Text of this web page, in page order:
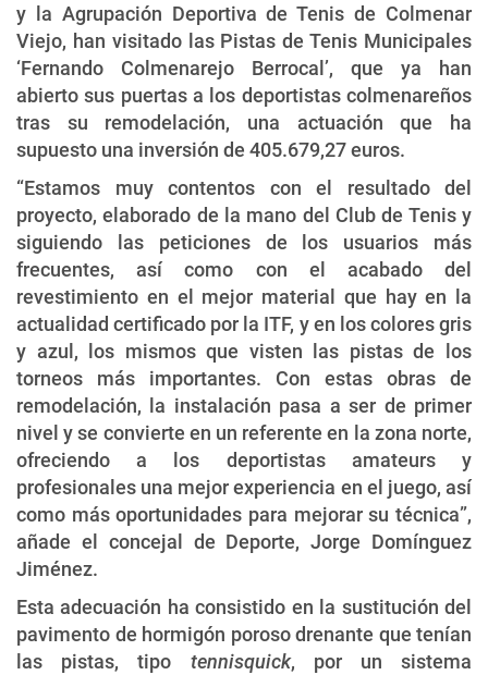
y la Agrupación Deportiva de Tenis de Colmenar
Viejo, han visitado las Pistas de Tenis Municipales
‘Fernando Colmenarejo Berrocal’, que ya han
abierto sus puertas a los deportistas colmenareños
tras su remodelación, una actuación que ha
supuesto una inversión de 405.679,27 euros.
“Estamos muy contentos con el resultado del
proyecto, elaborado de la mano del Club de Tenis y
siguiendo las peticiones de los usuarios más
frecuentes, así como con el acabado del
revestimiento en el mejor material que hay en la
actualidad certificado por la ITF, y en los colores gris
y azul, los mismos que visten las pistas de los
torneos más importantes. Con estas obras de
remodelación, la instalación pasa a ser de primer
nivel y se convierte en un referente en la zona norte,
ofreciendo a los deportistas amateurs y
profesionales una mejor experiencia en el juego, así
como más oportunidades para mejorar su técnica”,
añade el concejal de Deporte, Jorge Domínguez
Jiménez.
Esta adecuación ha consistido en la sustitución del
pavimento de hormigón poroso drenante que tenían
las pistas, tipo tennisquick, por un sistema